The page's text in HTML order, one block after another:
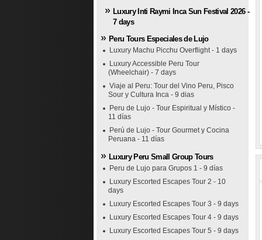
Luxury Inti Raymi Inca Sun Festival 2026 -
7 days
Peru Tours Especiales de Lujo
Luxury Machu Picchu Overflight - 1 days
Luxury Accessible Peru Tour
(Wheelchair) - 7 days
Viaje al Peru: Tour del Vino Peru, Pisco
Sour y Cultura Inca - 9 dias
Peru de Lujo - Tour Espiritual y Místico -
11 días
Perú de Lujo - Tour Gourmet y Cocina
Peruana - 11 días
Luxury Peru Small Group Tours
Peru de Lujo para Grupos 1 - 9 días
Luxury Escorted Escapes Tour 2 - 10
days
Luxury Escorted Escapes Tour 3 - 9 days
Luxury Escorted Escapes Tour 4 - 9 days
Luxury Escorted Escapes Tour 5 - 9 days